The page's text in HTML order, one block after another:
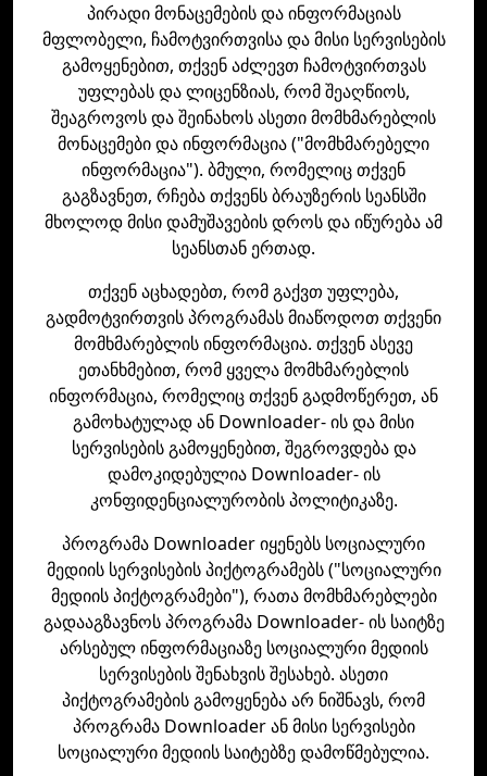
პირადი მონაცემების და ინფორმაციას
მფლობელი, ჩამოტვირთვისა და მისი სერვისების
გამოყენებით, თქვენ აძლევთ ჩამოტვირთვას
უფლებას და ლიცენზიას, რომ შეაღწიოს,
შეაგროვოს და შეინახოს ასეთი მომხმარებლის
მონაცემები და ინფორმაცია ("მომხმარებელი
ინფორმაცია"). ბმული, რომელიც თქვენ
გაგზავნეთ, რჩება თქვენს ბრაუზერის სეანსში
მხოლოდ მისი დამუშავების დროს და იწურება ამ
სეანსთან ერთად.
თქვენ აცხადებთ, რომ გაქვთ უფლება,
გადმოტვირთვის პროგრამას მიაწოდოთ თქვენი
მომხმარებლის ინფორმაცია. თქვენ ასევე
ეთანხმებით, რომ ყველა მომხმარებლის
ინფორმაცია, რომელიც თქვენ გადმოწერეთ, ან
გამოხატულად ან Downloader- ის და მისი
სერვისების გამოყენებით, შეგროვდება და
დამოკიდებულია Downloader- ის
კონფიდენციალურობის პოლიტიკაზე.
პროგრამა Downloader იყენებს სოციალური
მედიის სერვისების პიქტოგრამებს ("სოციალური
მედიის პიქტოგრამები"), რათა მომხმარებლები
გადააგზავნოს პროგრამა Downloader- ის საიტზე
არსებულ ინფორმაციაზე სოციალური მედიის
სერვისების შენახვის შესახებ. ასეთი
პიქტოგრამების გამოყენება არ ნიშნავს, რომ
პროგრამა Downloader ან მისი სერვისები
სოციალური მედიის საიტებზე დამოწმებულია.